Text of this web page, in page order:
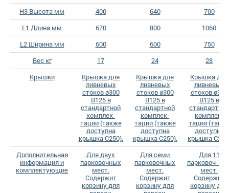
H3 Высота мм 400 640
700
L1 Длина мм
670 800
1060
L2 Ширина мм
600 600
750
Вес кг
17 24
28
Крышки
Крышка для
ливневых
стоков ø300
B125 в
стандартной
комплек-
тации (также
доступна
крышка C250).
Крышка для
ливневых
стоков ø300
B125 в
стандартной
комплек-
тации (также
доступна
крышка C250).
Крышка для
ливневых
стоков ø300
B125 в
стандартной
комплек-
тации
доступна
крышка
Дополнительная
информация и
комплектующие
Для двух
парковочных
мест.
Содержит
корзину для
Для семи
парковочных
мест.
Содержит
корзину для
Для 11
парковоч-
мест.
Содержит
корзину для